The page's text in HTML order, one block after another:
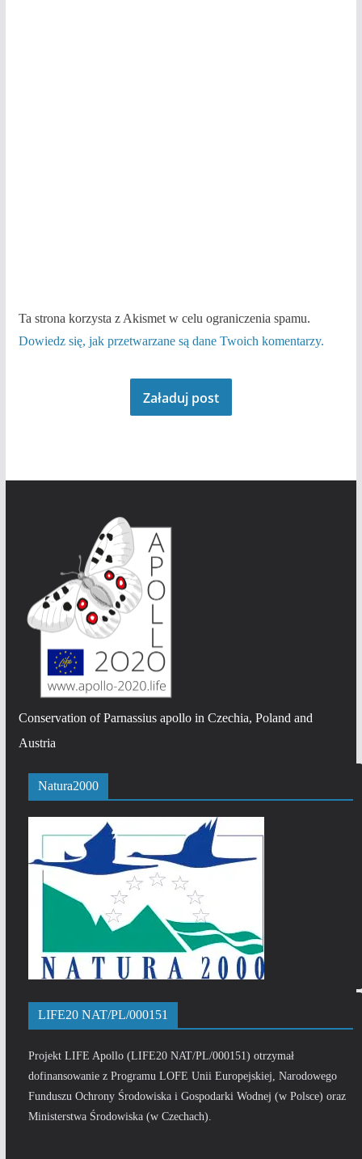
Ta strona korzysta z Akismet w celu ograniczenia spamu.
Dowiedz się, jak przetwarzane są dane Twoich komentarzy.
Załaduj post
Conservation of Parnassius apollo in Czechia, Poland and
Austria
Natura2000
LIFE20 NAT/PL/000151
Projekt LIFE Apollo (LIFE20 NAT/PL/000151) otrzymał
dofinansowanie z Programu LOFE Unii Europejskiej, Narodowego
Funduszu Ochrony Środowiska i Gospodarki Wodnej (w Polsce) oraz
Ministerstwa Środowiska (w Czechach).